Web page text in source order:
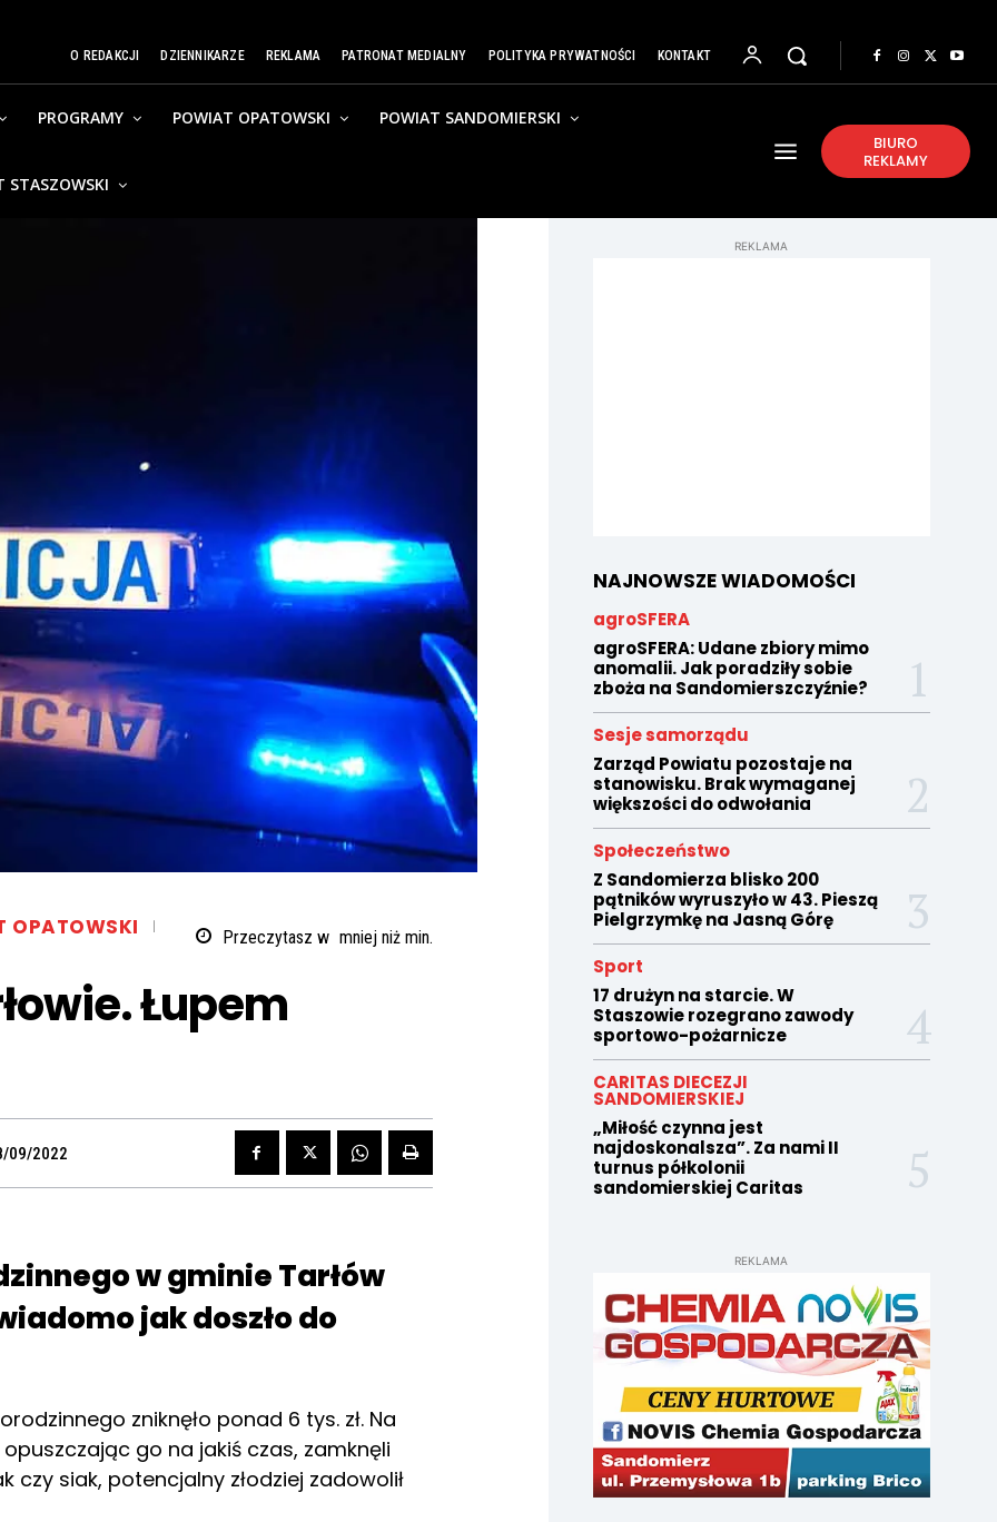
O REDAKCJI DZIENNIKARZE REKLAMA PATRONAT MEDIALNY POLITYKA PRYWATNOŚCI KONTAKT
PROGRAMY POWIAT OPATOWSKI POWIAT SANDOMIERSKI
STASZOWSKI
BIURO
REKLAMY
OPATOWSKI Przeczytasz w mniej niżmin.
Łupem
09/2022
w gminie Tarłów
jak doszło do
zniknęło ponad 6 tys. zł. Na
go na jakiś czas, zamknęli
czy siak, potencjalny złodziej zadowolił
REKLAMA
NAJNOWSZE WIADOMOŚCI
agroSFERA
agroSFERA: Udane zbiory mimo
anomalii. Jak poradziły sobie
zboża na Sandomierszczyźnie?
Sesje samorządu
Zarząd Powiatu pozostaje na
stanowisku. Brak wymaganej
większości do odwołania
Społeczeństwo
Z Sandomierza blisko 200
pątników wyruszyło w 43. Pieszą
Pielgrzymkę na Jasną Górę
Sport
17 drużyn na starcie. W
Staszowie rozegrano zawody
sportowo-pożarnicze
CARITAS DIECEZJI
SANDOMIERSKIEJ
„Miłość czynna jest
najdoskonalsza”. Za nami II
turnus półkolonii
sandomierskiej Caritas
REKLAMA